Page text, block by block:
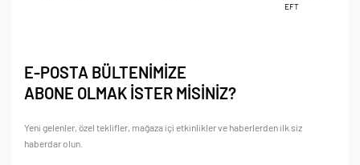
EFT
E-POSTA BÜLTENİMİZE
ABONE OLMAK İSTER MİSİNİZ?
Yeni gelenler, özel teklifler, mağaza içi etkinlikler ve haberlerden ilk siz
haberdar olun.